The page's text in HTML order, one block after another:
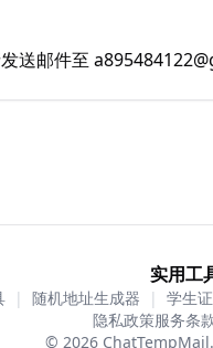
送邮件至
实用工
| 随机地址生成器 | 学生
隐私政策服务条
© 2026 ChatTempMail.